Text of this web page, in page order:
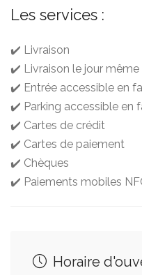
Les services :
✔️ Livraison
✔️ Livraison le jour même
✔️ Entrée accessible en
✔️ Parking accessible en
✔️ Cartes de crédit
✔️ Cartes de paiement
✔️ Chèques
✔️ Paiements mobiles
Horaire